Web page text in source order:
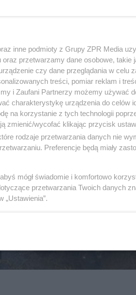
inne podmioty z Grupy ZPR Media
przetwarzamy dane osobowe, takie
czy dane przeglądania w celu
treści, pomiar reklam i
i Zaufani Partnerzy możemy używać
charakterystykę urządzenia do celów
na korzystanie z tych technologii
zmienić/wycofać klikając przycisk
rodzaje przetwarzania danych nie
Preferencje będą miały
mógł świadomie i komfortowo
przetwarzania Twoich danych
„Ustawienia”.